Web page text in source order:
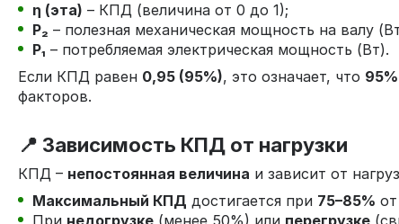
η (эта) – КПД (величина от 0 до 1);
P₂ – полезная механическая мощность на валу
P₁ – потребляемая электрическая мощность (Вт).
Если КПД равен 0,95 (95%), это означает, что 95%
факторов.
📍 Зависимость КПД от нагрузки
КПД – непостоянная величина и зависит от
Максимальный КПД достигается при 75–85%
При недогрузке (менее 50%) или перегрузке